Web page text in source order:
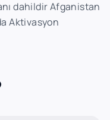
dahildir Afganistan
Aktivasyon